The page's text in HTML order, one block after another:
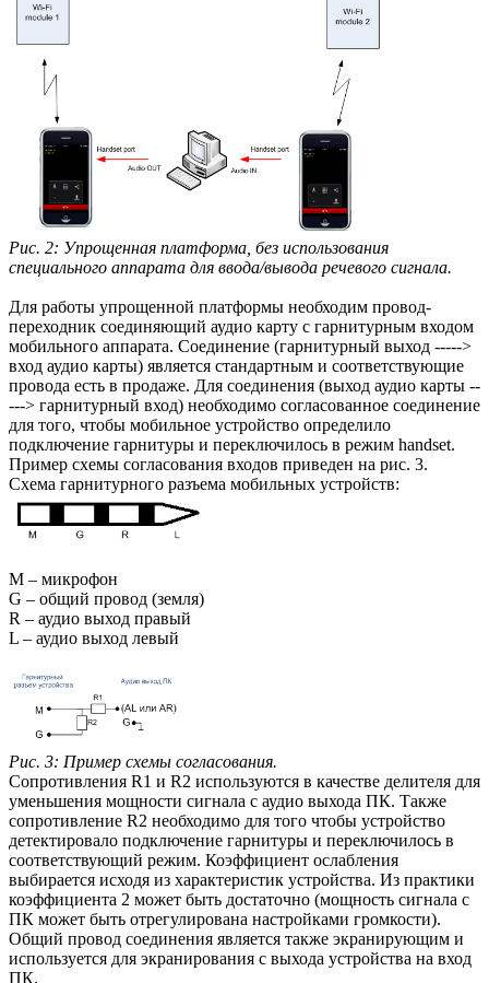
Рис. 2: Упрощенная платформа, без использования
специального аппарата для ввода/вывода речевого сигнала.
Для работы упрощенной платформы необходим провод-
переходник соединяющий аудио карту с гарнитурным входом
мобильного аппарата. Соединение (гарнитурный выход ----->
вход аудио карты) является стандартным и соответствующие
провода есть в продаже. Для соединения (выход аудио карты --
---> гарнитурный вход) необходимо согласованное соединение
для того, чтобы мобильное устройство определило
подключение гарнитуры и переключилось в режим handset.
Пример схемы согласования входов приведен на рис. 3.
Схема гарнитурного разъема мобильных устройств:
M – микрофон
G – общий провод (земля)
R – аудио выход правый
L – аудио выход левый
Рис. 3: Пример схемы согласования.
Сопротивления R1 и R2 используются в качестве делителя для
уменьшения мощности сигнала с аудио выхода ПК. Также
сопротивление R2 необходимо для того чтобы устройство
детектировало подключение гарнитуры и переключилось в
соответствующий режим. Коэффициент ослабления
выбирается исходя из характеристик устройства. Из практики
коэффициента 2 может быть достаточно (мощность сигнала с
ПК может быть отрегулирована настройками громкости).
Общий провод соединения является также экранирующим и
используется для экранирования с выхода устройства на вход
ПК.